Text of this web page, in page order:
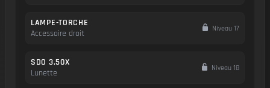
LAMPE-TORCHE
Accessoire droit
Niveau 17
SDO 3.50X
Lunette
Niveau 18